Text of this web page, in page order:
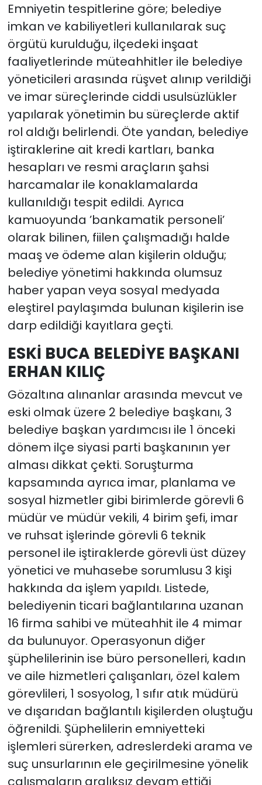
Emniyetin tespitlerine göre; belediye
imkan ve kabiliyetleri kullanılarak suç
örgütü kurulduğu, ilçedeki inşaat
faaliyetlerinde müteahhitler ile belediye
yöneticileri arasında rüşvet alınıp verildiği
ve imar süreçlerinde ciddi usulsüzlükler
yapılarak yönetimin bu süreçlerde aktif
rol aldığı belirlendi. Öte yandan, belediye
iştiraklerine ait kredi kartları, banka
hesapları ve resmi araçların şahsi
harcamalar ile konaklamalarda
kullanıldığı tespit edildi. Ayrıca
kamuoyunda ’bankamatik personeli’
olarak bilinen, fiilen çalışmadığı halde
maaş ve ödeme alan kişilerin olduğu;
belediye yönetimi hakkında olumsuz
haber yapan veya sosyal medyada
eleştirel paylaşımda bulunan kişilerin ise
darp edildiği kayıtlara geçti.
ESKİ BUCA BELEDİYE BAŞKANI
ERHAN KILIÇ
Gözaltına alınanlar arasında mevcut ve
eski olmak üzere 2 belediye başkanı, 3
belediye başkan yardımcısı ile 1 önceki
dönem ilçe siyasi parti başkanının yer
alması dikkat çekti. Soruşturma
kapsamında ayrıca imar, planlama ve
sosyal hizmetler gibi birimlerde görevli 6
müdür ve müdür vekili, 4 birim şefi, imar
ve ruhsat işlerinde görevli 6 teknik
personel ile iştiraklerde görevli üst düzey
yönetici ve muhasebe sorumlusu 3 kişi
hakkında da işlem yapıldı. Listede,
belediyenin ticari bağlantılarına uzanan
16 firma sahibi ve müteahhit ile 4 mimar
da bulunuyor. Operasyonun diğer
şüphelilerinin ise büro personelleri, kadın
ve aile hizmetleri çalışanları, özel kalem
görevlileri, 1 sosyolog, 1 sıfır atık müdürü
ve dışarıdan bağlantılı kişilerden oluştuğu
öğrenildi. Şüphelilerin emniyetteki
işlemleri sürerken, adreslerdeki arama ve
suç unsurlarının ele geçirilmesine yönelik
çalışmaların aralıksız devam ettiği